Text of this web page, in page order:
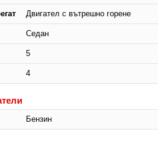
Двигател с вътрешно горене
Седан
5
4
Бензин